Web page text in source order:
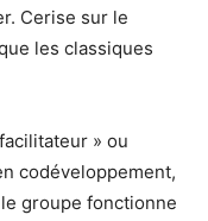
Cerise sur le
les classiques
» ou
codéveloppement,
groupe fonctionne